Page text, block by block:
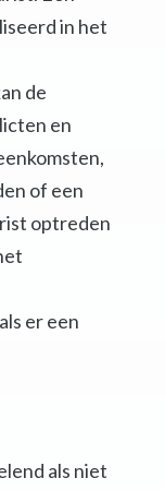
in het
de
en
of een
optreden
er een
als niet